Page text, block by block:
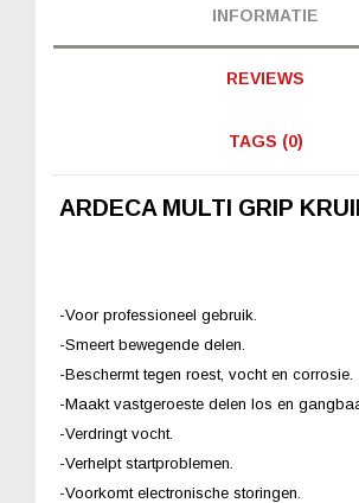
INFORMATIE
REVIEWS
TAGS (0)
ARDECA MULTI GRIP
-Voor professioneel gebruik.
-Smeert bewegende delen.
-Beschermt tegen roest, vocht en corrosie.
-Maakt vastgeroeste delen los en
-Verdringt vocht.
-Verhelpt startproblemen.
-Voorkomt electronische storingen.